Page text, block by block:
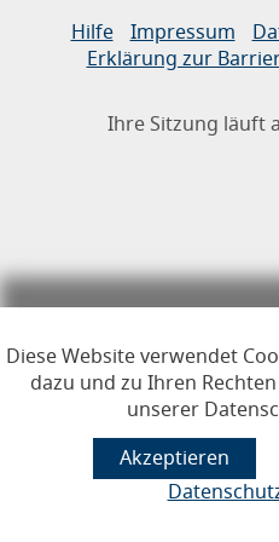
Diese Website verwendet
dazu und zu Ihren
unserer
Links zur Hilfe, Impressum,
Hilfe Impressum
Erklärung zur
Ihre Sitzung läuft